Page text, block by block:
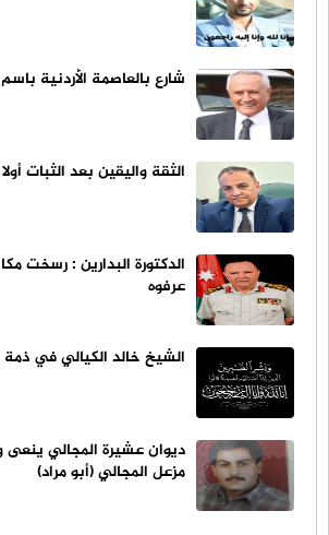
شارع بالعاصمة الأردنية
الثقة واليقين بعد الثبات أولا
الدكتورة البدارين : رسخت
عرفوه
الشيخ خالد الكيالي في ذمة
ديوان عشيرة المجالي ينعى
مزعل المجالي (أبو مراد)